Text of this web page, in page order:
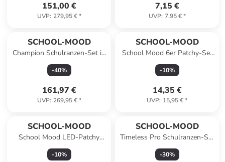
151,00 €
UVP: 279,95 €*
7,15 €
UVP: 7,95 €*
SCHOOL-MOOD
Champion Schulranzen-Set in
Linus
-40%
161,97 €
UVP: 269,95 €*
SCHOOL-MOOD
School Mood 6er Patchy-Set
Ninja
-10%
14,35 €
UVP: 15,95 €*
SCHOOL-MOOD
School Mood LED-Patchy
Raumschiff
-10%
SCHOOL-MOOD
Timeless Pro Schulranzen-Set
7-teilig in Ocean Collection 1
-30%